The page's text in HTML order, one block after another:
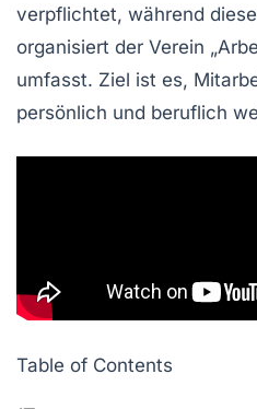
verpflichtet, während
organisiert der Verein „
umfasst. Ziel ist es,
persönlich und beruflich
Table of Contents